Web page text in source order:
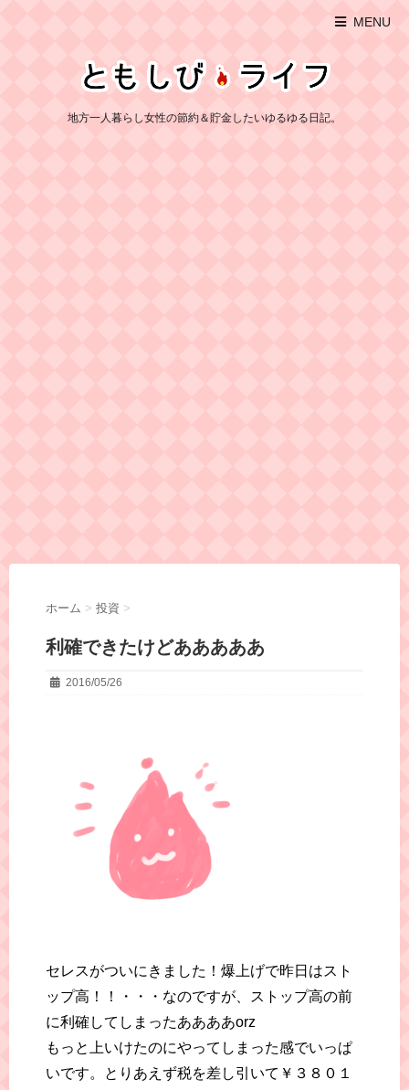
MENU
地方一人暮らし女性の節約＆貯金したいゆるゆる日記。
ホーム > 投資 >
利確できたけどあああああ
2016/05/26
セレスがついにきました！爆上げで昨日はスト
ップ高！！・・・なのですが、ストップ高の前
に利確してしまったああああorz
もっと上いけたのにやってしまった感でいっぱ
いです。とりあえず税を差し引いて￥３８０１